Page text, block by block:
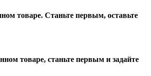
товаре. Станьте первым, оставьте
товаре, станьте первым и задайте